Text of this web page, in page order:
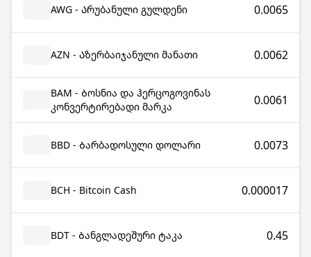
AWG - Არუბანული გულდენი 0.0065
AZN - Აზერბაიჯანული მანათი 0.0062
BAM - Ბოსნია და ჰერცოგოვინას
კონვერტირებადი მარკა
0.0061
BBD - Ბარბადოსული დოლარი 0.0073
BCH - Bitcoin Cash 0.000017
BDT - Ბანგლადეშური ტაკა 0.45